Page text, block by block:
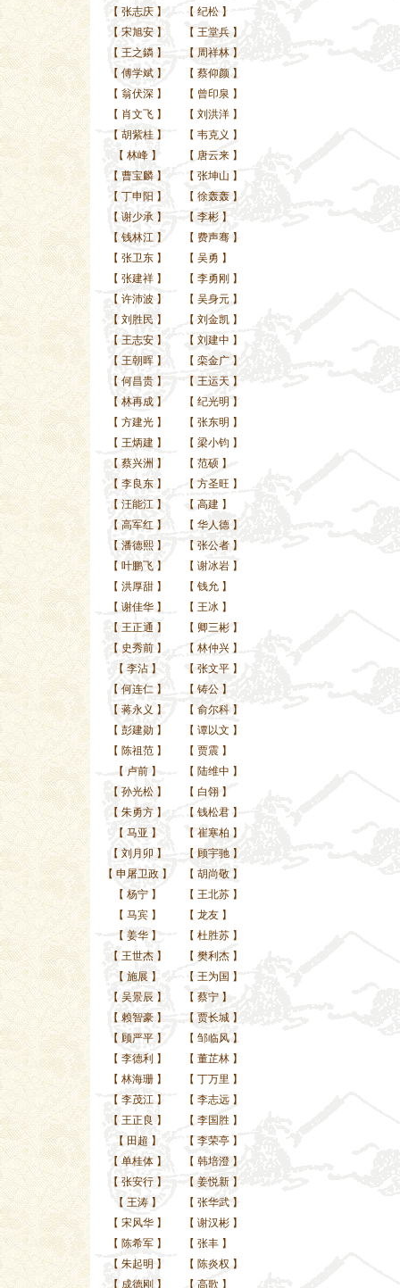
【 张志庆】 【 纪松 】
【 宋旭安】 【 王堂兵 】
【 王之鏻】 【 周祥林 】
【 傅学斌】 【 蔡仰颜 】
【 翁伏深】 【 曾印泉 】
【 肖文飞】 【 刘洪洋 】
【 胡紫桂】 【 韦克义 】
【 林峰】 【 唐云来 】
【 曹宝麟】 【 张坤山 】
【 丁申阳 】 【 徐轰轰 】
【 谢少承】 【 李彬 】
【 钱林江】 【 费声骞 】
【 张卫东】 【 吴勇 】
【 张建祥】 【 李勇刚 】
【 许沛波】 【 吴身元 】
【 刘胜民 】 【 刘金凯 】
【 王志安】 【 刘建中 】
【 王朝晖】 【 栾金广 】
【 何昌贵】 【 王运天 】
【 林再成】 【 纪光明 】
【 方建光】 【 张东明 】
【 王炳建】 【 梁小钧 】
【 蔡兴洲 】 【 范硕 】
【 李良东】 【 方圣旺 】
【 汪能江】 【 高建 】
【 高军红 】 【 华人德 】
【 潘德熙】 【 张公者 】
【 叶鹏飞】 【 谢冰岩 】
【 洪厚甜】 【 钱允 】
【 谢佳华】 【 王冰 】
【 王正通 】 【 卿三彬 】
【 史秀前】 【 林仲兴 】
【 李沾】 【 张文平 】
【 何连仁】 【 铸公 】
【 蒋永义 】 【 俞尔科 】
【 彭建勋】 【 谭以文 】
【 陈祖范】 【 贾震 】
【 卢前】 【 陆维中 】
【 孙光松】 【 白翎 】
【 朱勇方】 【 钱松君 】
【 马亚 】 【 崔寒柏 】
【 刘月卯 】 【 顾宇驰 】
【 申屠卫政】 【 胡尚敬 】
【 杨宁】 【 王北苏 】
【 马宾】 【 龙友 】
【 姜华】 【 杜胜苏 】
【 王世杰】 【 樊利杰 】
【 施展 】 【 王为国 】
【 吴景辰 】 【 蔡宁 】
【 赖智豪】 【 贾长城 】
【 顾严平】 【 邹临风 】
【 李德利 】 【 董芷林 】
【 林海珊】 【 丁万里 】
【 李茂江】 【 李志远 】
【 王正良 】 【 李国胜 】
【 田超 】 【 李荣亭 】
【 单桂体】 【 韩培澄 】
【 张安行】 【 姜悦新 】
【 王涛】 【 张华武 】
【 宋风华】 【 谢汉彬 】
【 陈希军】 【 张丰 】
【 朱起明 】 【 陈炎权 】
【 成德刚 】 【 高歌 】